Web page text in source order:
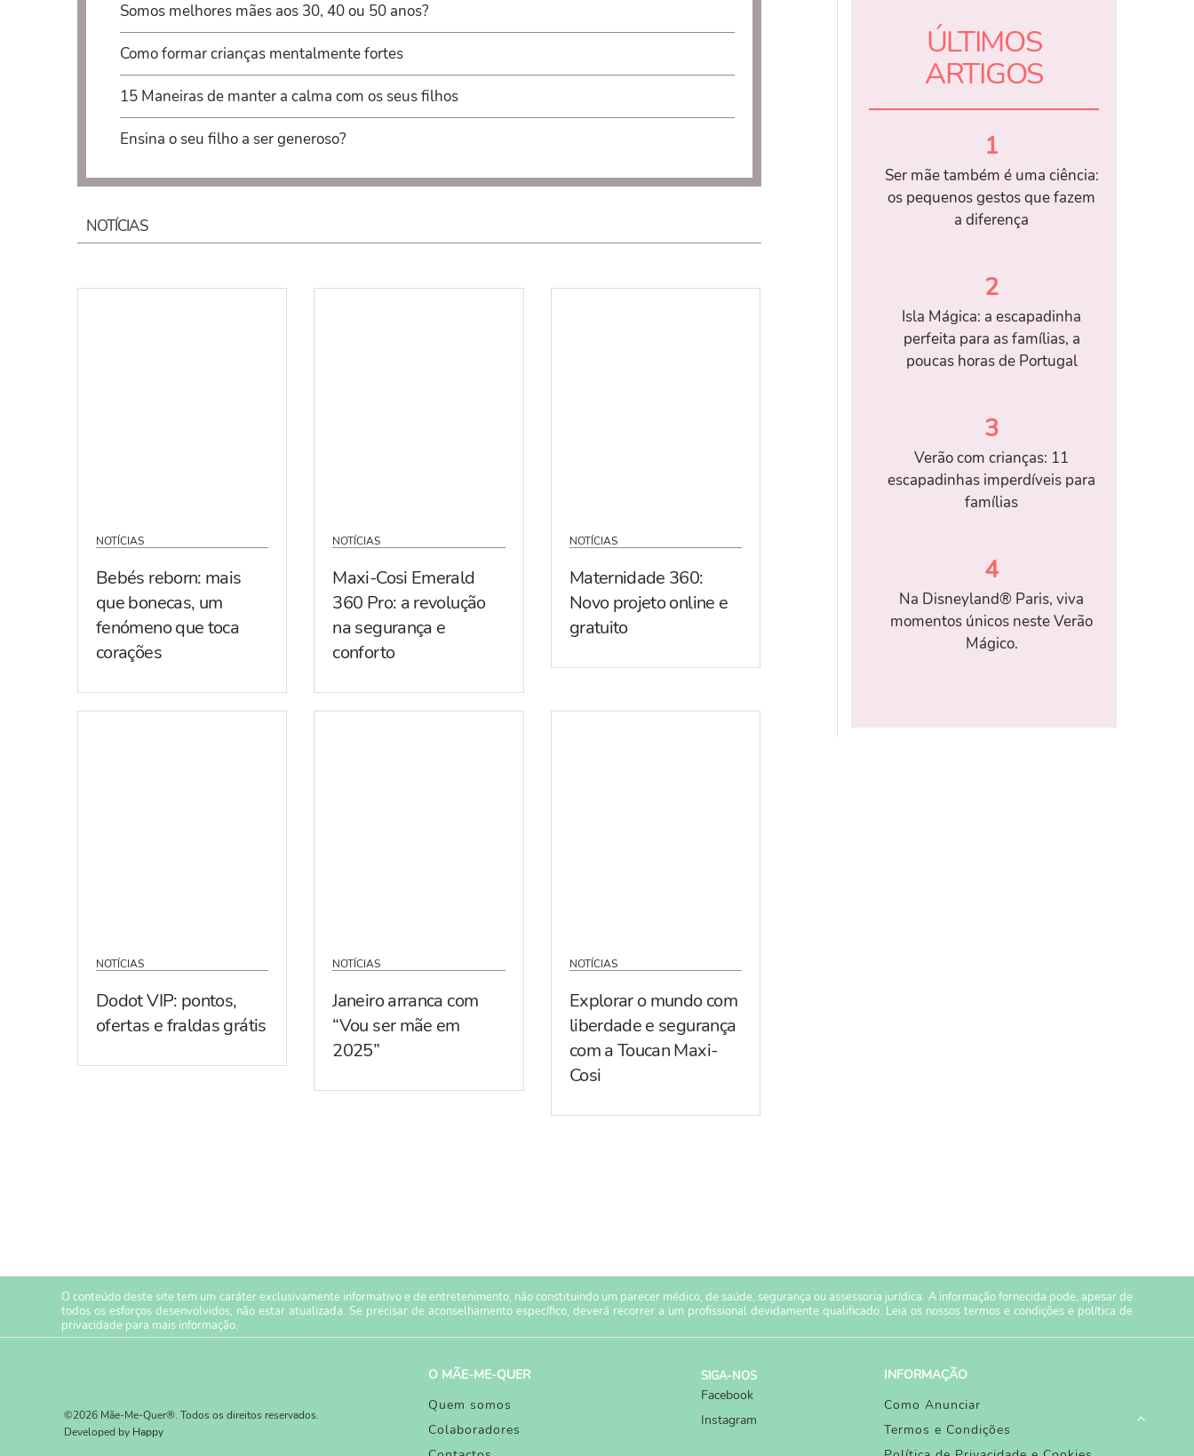
Somos melhores mães aos 30, 40 ou 50 anos?
Como formar crianças mentalmente fortes
15 Maneiras de manter a calma com os seus filhos
Ensina o seu filho a ser generoso?
NOTÍCIAS
NOTÍCIAS
Bebés reborn: mais
que bonecas, um
fenómeno que toca
corações
NOTÍCIAS
Maxi-Cosi Emerald
360 Pro: a revolução
na segurança e
conforto
NOTÍCIAS
Maternidade 360:
Novo projeto online e
gratuito
NOTÍCIAS
Dodot VIP: pontos,
ofertas e fraldas grátis
NOTÍCIAS
Janeiro arranca com
“Vou ser mãe em
2025”
NOTÍCIAS
Explorar o mundo com
liberdade e segurança
com a Toucan Maxi-
Cosi
ÚLTIMOS
ARTIGOS
1
Ser mãe também é uma ciência:
os pequenos gestos que fazem
a diferença
2
Isla Mágica: a escapadinha
perfeita para as famílias, a
poucas horas de Portugal
3
Verão com crianças: 11
escapadinhas imperdíveis para
famílias
4
Na Disneyland® Paris, viva
momentos únicos neste Verão
Mágico.
O conteúdo deste site tem um caráter exclusivamente informativo e de entretenimento, não constituindo um parecer médico, de saúde, segurança ou assessoria jurídica. A informação fornecida pode, apesar de
todos os esforços desenvolvidos, não estar atualizada. Se precisar de aconselhamento específico, deverá recorrer a um profissional devidamente qualificado. Leia os nossos termos e condiçõese política de
privacidade para mais informação.
©2026 Mãe-Me-Quer®. Todos os direitos reservados.
Developed by Happy
O MÃE-ME-QUER
Quem somos
Colaboradores
SIGA-NOS
Facebook
Instagram
INFORMAÇÃO
Como Anunciar
Termos e Condições